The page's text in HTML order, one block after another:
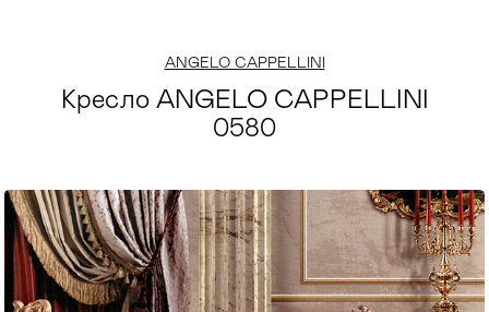
ANGELO CAPPELLINI
Кресло ANGELO CAPPELLINI
0580